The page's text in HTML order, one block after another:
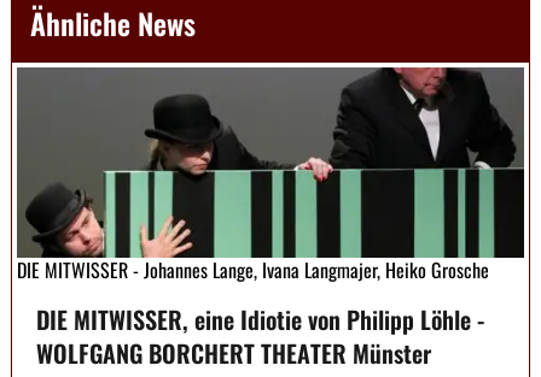
Ähnliche News
DIE MITWISSER - Johannes Lange, Ivana Langmajer, Heiko Grosche
DIE MITWISSER, eine Idiotie von Philipp Löhle -
WOLFGANG BORCHERT THEATER Münster